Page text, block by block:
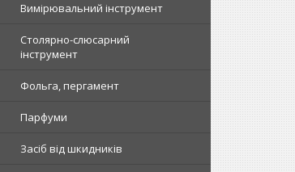
Вимірювальний інструмент
Столярно-слюсарний
інструмент
Фольга, пергамент
Парфуми
Засіб від шкидників